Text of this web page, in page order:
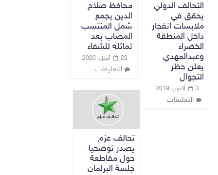
التحالف الدولي
يحقق في
ملابسات انفجار
داخل المنطقة
الخضراء
وعبدالمهدي
يعلن حظر
التجوال
3 أكتوبر، 2019
التعليقات
محافظ صلاح
الدين يجمع
شمل المنتسب
المصاب بعد
تماثله للشفاء
22 أبريل، 2020
التعليقات
تحالف عزم
يصدر توضحيا
حول مقاطعة
جلسة البرلمان